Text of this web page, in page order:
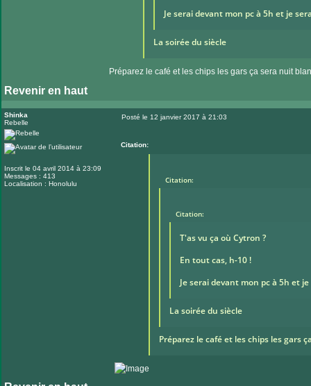
Je serai devant mon pc à 5h et je
La soirée du siècle
Préparez le café et les chips les gars ça sera nuit
Revenir en haut
Shinka
Rebelle
Inscrit le 04 avril 2014 à 23:09
Messages : 413
Localisation : Honolulu
Posté le 12 janvier 2017 à 21:03
Citation:
Citation:
Citation:
T'as vu ça où Cytron ?
En tout cas, h-10 !
Je serai devant mon pc à 5h et
La soirée du siècle
Préparez le café et les chips les gars